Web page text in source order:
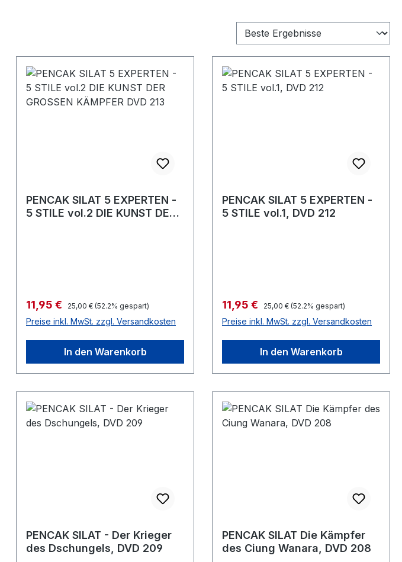
PENCAK SILAT 5 EXPERTEN -
5 STILE vol.2 DIE KUNST DER
Verkaufspreis:
11,95 € Regulärer Preis:
25,00 € (52.2% gespart)
Preise inkl. MwSt. zzgl. Versandkosten
In den Warenkorb
PENCAK SILAT 5 EXPERTEN -
5 STILE vol.1, DVD 212
Verkaufspreis:
11,95 € Regulärer Preis:
25,00 € (52.2% gespart)
Preise inkl. MwSt. zzgl. Versandkosten
In den Warenkorb
PENCAK SILAT - Der Krieger
des Dschungels, DVD 209
PENCAK SILAT Die Kämpfer
des Ciung Wanara, DVD 208